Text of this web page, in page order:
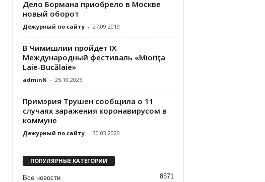
Дело Бормана приобрело в Москве
новый оборот
Дежурный по сайту - 27.09.2019
В Чимишлии пройдет IX
Международный фестиваль «Mioriţa
Laie-Bucălaie»
adminN - 25.10.2025
Примэрия Трушен сообщила о 11
случаях заражения коронавирусом в
коммуне
Дежурный по сайту - 30.03.2020
ПОПУЛЯРНЫЕ КАТЕГОРИИ
Все новости 8571